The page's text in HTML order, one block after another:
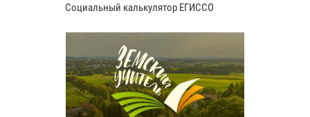
Социальный калькулятор ЕГИССО